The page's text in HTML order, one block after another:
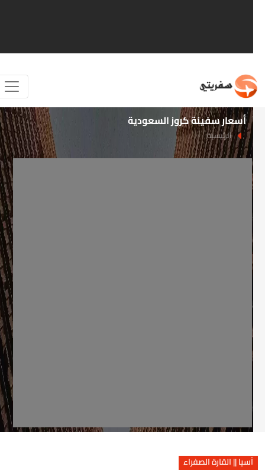
أسعار سفينة كروز السعودية
الرئيسية
آسيا || القارة الصفراء